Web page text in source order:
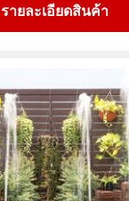
รายละเอียดสินค้า